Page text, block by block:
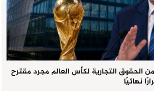
الحقوق التجارية لكأس العالم مجرد مقترح
نهائيًا